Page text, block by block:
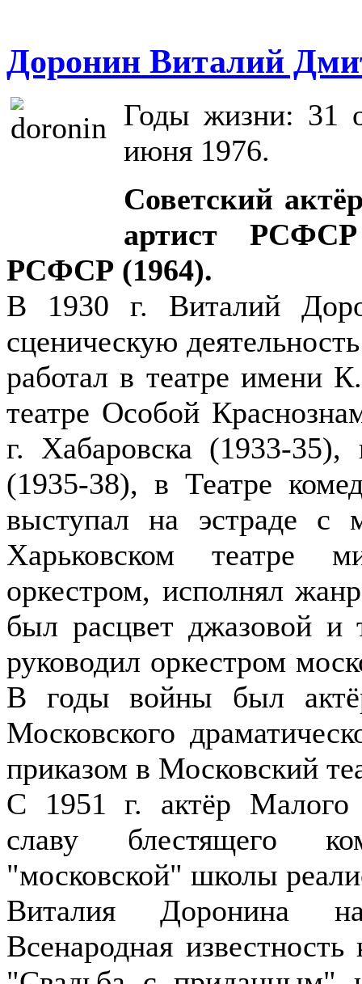
Доронин Виталий
Годы жизни: 31
июня 1976.
Советский
артист
РСФСР (1964).
В 1930 г. Виталий
сценическую
работал в театре имени
театре Особой
г. Хабаровска (1933-
(1935-38), в Театре
выступал на эстраде с
Харьковском театре
оркестром, исполнял
был расцвет джазовой и
руководил оркестром
В годы войны был
Московского
приказом в Московский
С 1951 г. актёр Малого
славу блестящего
"московской" школы
Виталия Доронина
Всенародная